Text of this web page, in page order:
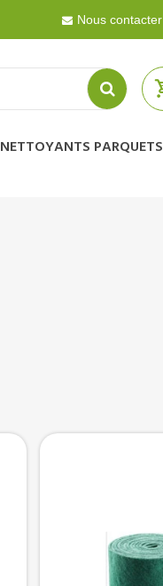
Nous contacter
NETTOYANTS PARQUETS